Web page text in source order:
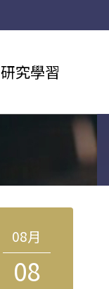
研究學習
08月
08